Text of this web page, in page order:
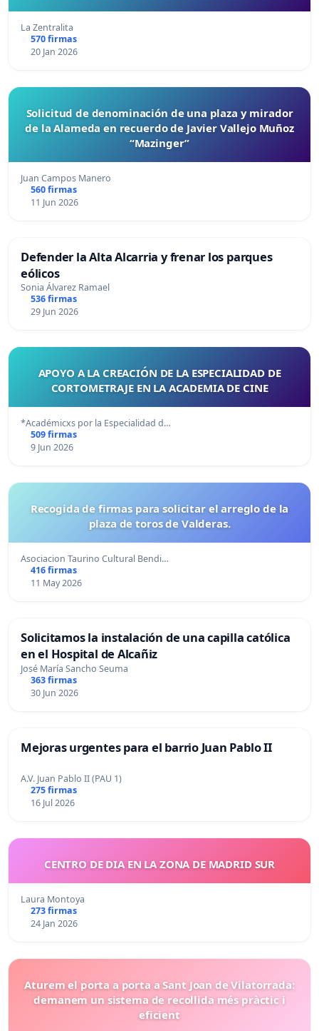
La Zentralita
570 firmas
20 Jan 2026
Solicitud de denominación de una plaza y mirador
de la Alameda en recuerdo de Javier Vallejo Muñoz
“Mazinger”
Juan Campos Manero
560 firmas
11 Jun 2026
Defender la Alta Alcarria y frenar los parques
eólicos
Sonia Álvarez Ramael
536 firmas
29 Jun 2026
APOYO A LA CREACIÓN DE LA ESPECIALIDAD DE
CORTOMETRAJE EN LA ACADEMIA DE CINE
*Académicxs por la Especialidad d…
509 firmas
9 Jun 2026
Recogida de firmas para solicitar el arreglo de la
plaza de toros de Valderas.
Asociacion Taurino Cultural Bendi…
416 firmas
11 May 2026
Solicitamos la instalación de una capilla católica
en el Hospital de Alcañiz
José María Sancho Seuma
363 firmas
30 Jun 2026
Mejoras urgentes para el barrio Juan Pablo II
A.V. Juan Pablo II (PAU 1)
275 firmas
16 Jul 2026
CENTRO DE DIA EN LA ZONA DE MADRID SUR
Laura Montoya
273 firmas
24 Jan 2026
Aturem el porta a porta a Sant Joan de Vilatorrada:
demanem un sistema de recollida més pràctic i
eficient